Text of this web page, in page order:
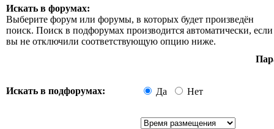
Искать в форумах:
Выберите форум или форумы, в которых будет произведён
поиск. Поиск в подфорумах производится автоматически, если
вы не отключили соответствующую опцию ниже.
Искать в подфорумах: Да Нет